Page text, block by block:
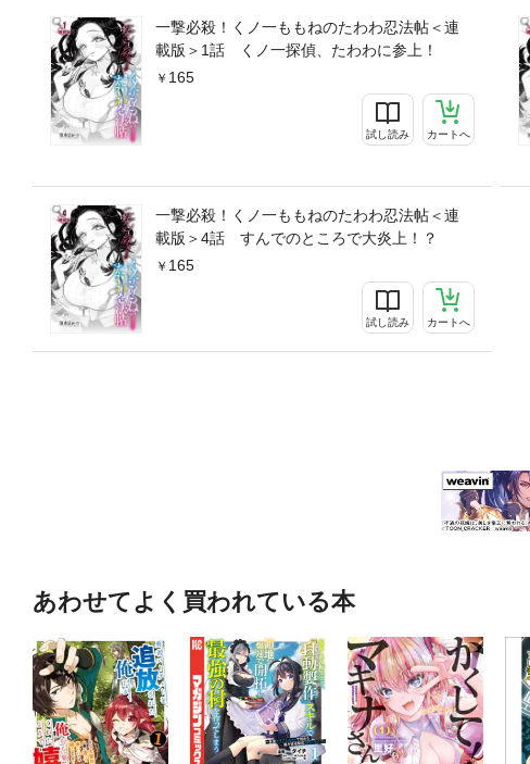
一撃必殺！くノ一ももねのたわわ忍法帖＜連
載版＞1話 くノ一探偵、たわわに参上！
165
試し読み カートへ
一撃必殺！くノ一ももねのたわわ忍法帖＜連
載版＞4話 すんでのところで大炎上！？
165
試し読み カートへ
あわせてよく買われている本